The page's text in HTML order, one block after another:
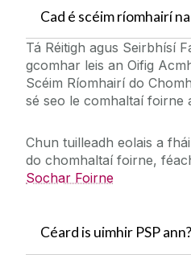
Cad é scéim ríomhairí
Tá Réitigh agus Seirbhísí
gcomhar leis an Oifig
Scéim Ríomhairí do
sé seo le comhaltaí foirne
Chun tuilleadh eolais a
do chomhaltaí foirne,
Sochar Foirne
Céard is uimhir PSP ann?